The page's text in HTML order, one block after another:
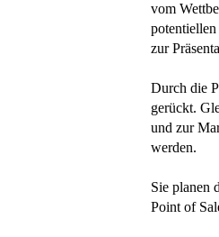
vom
zur
Durch die
gerückt.
und zur
werden.
Sie planen
Point of